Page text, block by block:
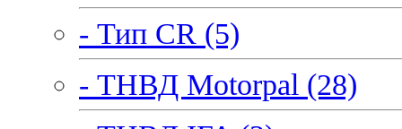
- Тип CR (5)
- ТНВД Motorpal (28)